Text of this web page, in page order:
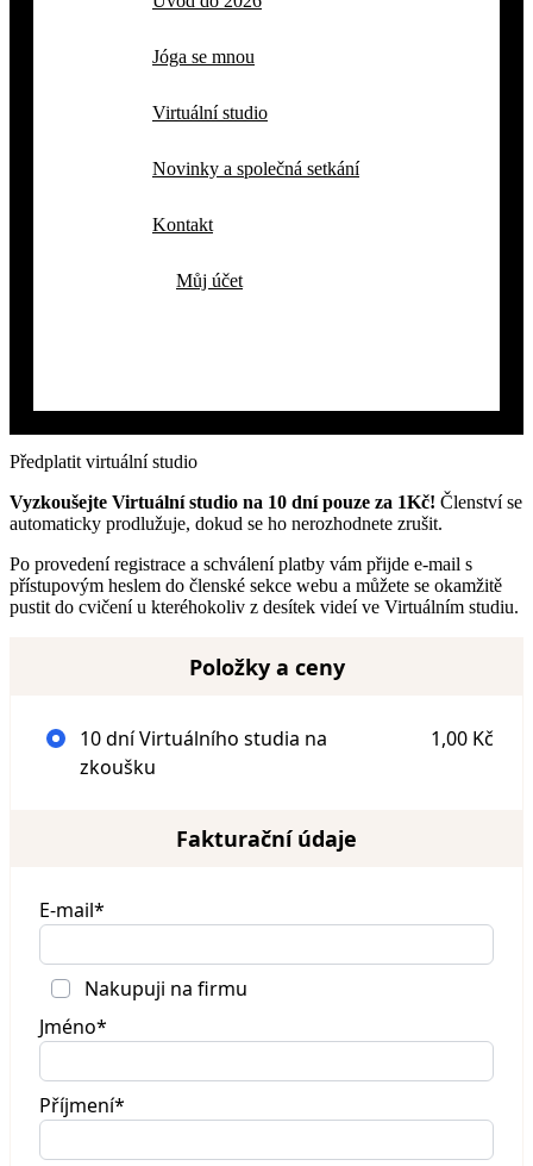
Jóga se mnou
Virtuální studio
Novinky a společná setkání
Kontakt
Můj účet
Předplatit virtuální studio
Vyzkoušejte Virtuální studio na 10 dní pouze za 1Kč! Členství se
automaticky prodlužuje, dokud se ho nerozhodnete zrušit.
Po provedení registrace a schválení platby vám přijde e-mail s
přístupovým heslem do členské sekce webu a můžete se okamžitě
pustit do cvičení u kteréhokoliv z desítek videí ve Virtuálním studiu.
Položky a ceny
10 dní Virtuálního studia na
zkoušku
1,00 Kč
Fakturační údaje
E-mail*
Nakupuji na firmu
Jméno*
Příjmení*